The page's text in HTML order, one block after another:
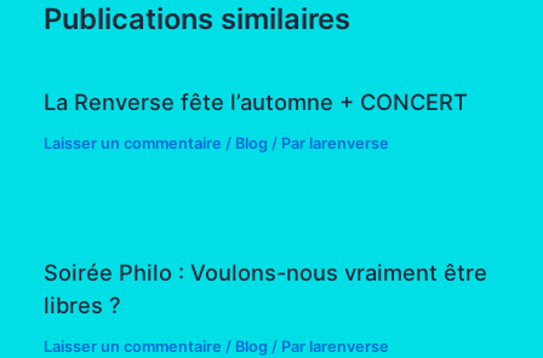
Publications similaires
La Renverse fête l’automne + CONCERT
Laisser un commentaire / Blog / Par larenverse
Soirée Philo : Voulons-nous vraiment être
libres ?
Laisser un commentaire / Blog / Par larenverse